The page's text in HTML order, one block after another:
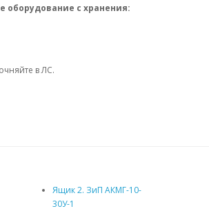
оборудование с хранения:
в ЛС.
Ящик 2. ЗиП АКМГ-10-
30У-1